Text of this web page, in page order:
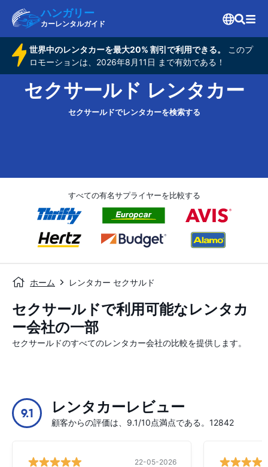
ハンガリー
カーレンタルガイド
世界中のレンタカーを最大20% 割引で利用できる。
このプ
ロモーションは、2026年8月11日 まで有効である！
セクサールド レンタカー
セクサールドでレンタカーを検索する
すべての有名サプライヤーを比較する
ホーム レンタカー セクサルド
セクサールドで利用可能なレンタカ
ー会社の一部
セクサールドのすべてのレンタカー会社の比較を提供します。
9.1 レンタカーレビュー
顧客からの評価は、9.1/10点満点である。12842
22-05-2026